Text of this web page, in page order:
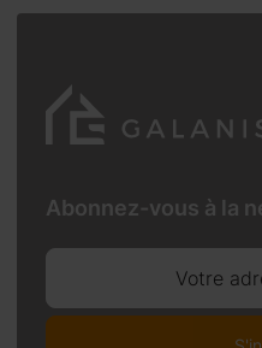
Abonnez-vous à la
Votre